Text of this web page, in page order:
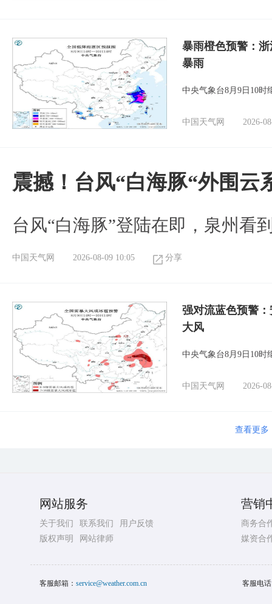
暴雨橙色预警：
暴雨
中央气象台8月9日10时
中国天气网 2026-
震撼！台风“白海豚“外围云
台风“白海豚”登陆在即，泉州看
中国天气网 2026-08-09 10:05 分享
强对流蓝色预警
大风
中央气象台8月9日10时
中国天气网 2026-
查看更多
网站服务
关于我们 联系我们
用户反馈
版权声明
网站律师
营销
商务合
媒资合
客服邮箱： service@weather.com.cn 客服电